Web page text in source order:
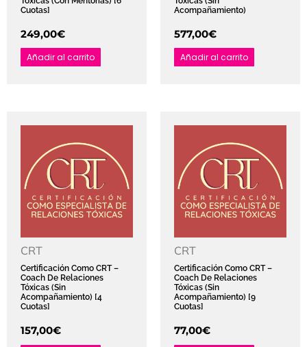
Cuotas]
249,00€
Añadir al carrito
Acompañamiento)
577,00€
Añadir al carrito
CRT
Certificación Como CRT –
Coach De Relaciones
Tóxicas (Sin
Acompañamiento) [4
Cuotas]
157,00€
CRT
Certificación Como CRT –
Coach De Relaciones
Tóxicas (Sin
Acompañamiento) [9
Cuotas]
77,00€